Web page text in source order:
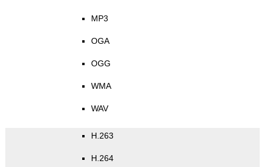
MP3
OGA
OGG
WMA
WAV
H.263
H.264